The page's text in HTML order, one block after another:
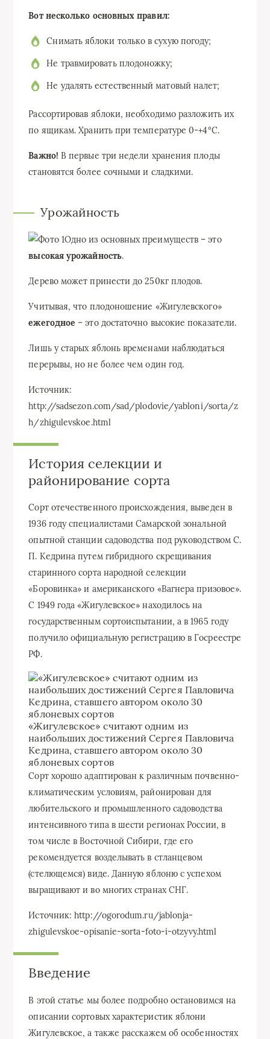
Вот несколько основных правил:
Снимать яблоки только в сухую погоду;
Не травмировать плодоножку;
Не удалять естественный матовый налет;
Рассортировав яблоки, необходимо разложить их
по ящикам. Хранить при температуре 0-+4°С.
Важно! В первые три недели хранения плоды
становятся более сочными и сладкими.
Урожайность
Одно из основных преимуществ – это
высокая урожайность.
Дерево может принести до 250кг плодов.
Учитывая, что плодоношение «Жигулевского»
ежегодное – это достаточно высокие показатели.
Лишь у старых яблонь временами наблюдаться
перерывы, но не более чем один год.
Источник:
http://sadsezon.com/sad/plodovie/yabloni/sorta/z
h/zhigulevskoe.html
История селекции и
районирование сорта
Сорт отечественного происхождения, выведен в
1936 году специалистами Самарской зональной
опытной станции садоводства под руководством С.
П. Кедрина путем гибридного скрещивания
старинного сорта народной селекции
«Боровинка» и американского «Вагнера призовое».
С 1949 года «Жигулевское» находилось на
государственным сортоиспытании, а в 1965 году
получило официальную регистрацию в Госреестре
РФ.
«Жигулевское» считают одним из
наибольших достижений Сергея Павловича
Кедрина, ставшего автором около 30
яблоневых сортов
Сорт хорошо адаптирован к различным почвенно-
климатическим условиям, районирован для
любительского и промышленного садоводства
интенсивного типа в шести регионах России, в
том числе в Восточной Сибири, где его
рекомендуется возделывать в стланцевом
(стелющемся) виде. Данную яблоню с успехом
выращивают и во многих странах СНГ.
Источник: http://ogorodum.ru/jablonja-
zhigulevskoe-opisanie-sorta-foto-i-otzyvy.html
Введение
В этой статье мы более подробно остановимся на
описании сортовых характеристик яблони
Жигулевское, а также расскажем об особенностях